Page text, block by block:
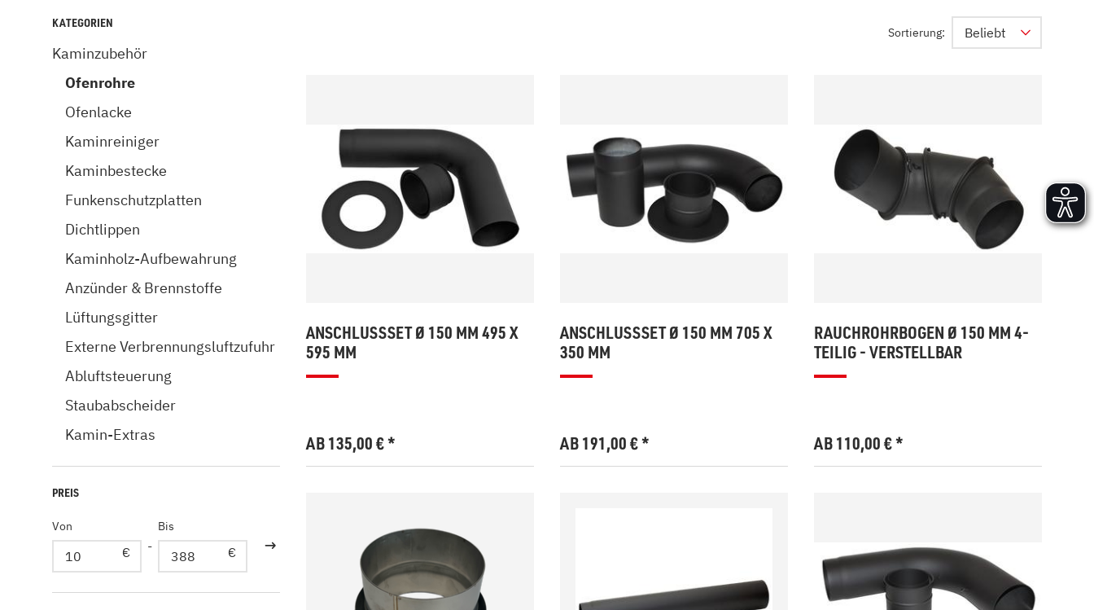
Kamin und Dunstabzugshaube
Kamin und Rauchmelder
Pelletofen im Wohnzimmer
Versand und Lieferung
Aufbau und Abnahme
KATEGORIEN
Kaminzubehör
Ofenrohre
Ofenlacke
Kaminreiniger
Kaminbestecke
Funkenschutzplatten
Dichtlippen
Kaminholz-Aufbewahrung
Anzünder & Brennstoffe
Lüftungsgitter
Externe Verbrennungsluftzufuhr
Abluftsteuerung
Staubabscheider
Kamin-Extras
PREIS
Von
€ -
Bis
€
Sortierung: Beliebt
ANSCHLUSSSET Ø 150 MM 495 X
595 MM
AB 135,00€*
ANSCHLUSSSET Ø 150 MM 705 X
350 MM
AB 191,00€*
RAUCHROHRBOGEN Ø 150 MM 4-
TEILIG - VERSTELLBAR
AB 110,00€*